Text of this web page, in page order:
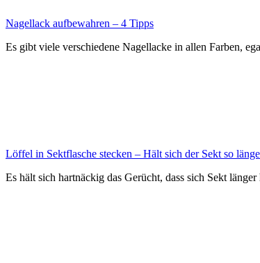
Nagellack aufbewahren – 4 Tipps
Es gibt viele verschiedene Nagellacke in allen Farben,
Löffel in Sektflasche stecken – Hält sich der Sekt so
Es hält sich hartnäckig das Gerücht, dass sich Sekt